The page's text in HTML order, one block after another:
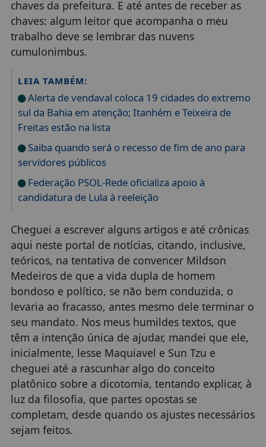
chaves da prefeitura. E até antes de receber as
chaves: algum leitor que acompanha o meu
trabalho deve se lembrar das nuvens
cumulonimbus.
LEIA TAMBÉM:
Alerta de vendaval coloca 19 cidades do extremo
sul da Bahia em atenção; Itanhém e Teixeira de
Freitas estão na lista
Saiba quando será o recesso de fim de ano para
servidores públicos
Federação PSOL-Rede oficializa apoio à
candidatura de Lula à reeleição
Cheguei a escrever alguns artigos e até crônicas
aqui neste portal de notícias, citando, inclusive,
teóricos, na tentativa de convencer Mildson
Medeiros de que a vida dupla de homem
bondoso e político, se não bem conduzida, o
levaria ao fracasso, antes mesmo dele terminar o
seu mandato. Nos meus humildes textos, que
têm a intenção única de ajudar, mandei que ele,
inicialmente, lesse Maquiavel e Sun Tzu e
cheguei até a rascunhar algo do conceito
platônico sobre a dicotomia, tentando explicar, à
luz da filosofia, que partes opostas se
completam, desde quando os ajustes necessários
sejam feitos.